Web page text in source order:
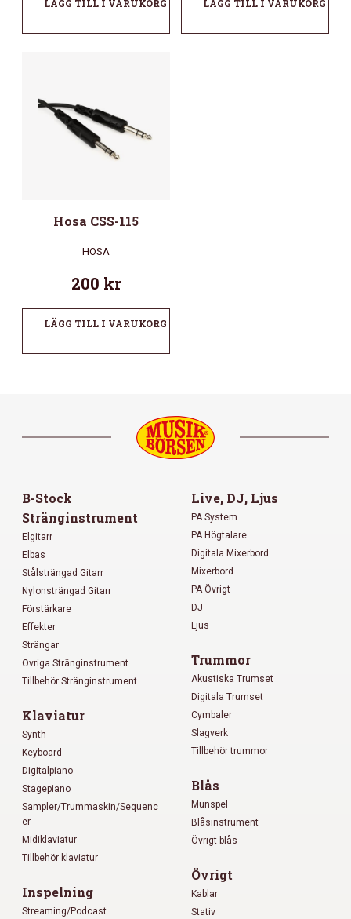
LÄGG TILL I VARUKORG LÄGG TILL I VARUKORG
Hosa CSS-115
HOSA
200 kr
LÄGG TILL I VARUKORG
B-Stock
Stränginstrument
Elgitarr
Elbas
Stålsträngad Gitarr
Nylonsträngad Gitarr
Förstärkare
Effekter
Strängar
Övriga Stränginstrument
Tillbehör Stränginstrument
Klaviatur
Synth
Keyboard
Digitalpiano
Stagepiano
Sampler/Trummaskin/Sequenc
er
Midiklaviatur
Tillbehör klaviatur
Inspelning
Streaming/Podcast
Live, DJ, Ljus
PA System
PA Högtalare
Digitala Mixerbord
Mixerbord
PA Övrigt
DJ
Ljus
Trummor
Akustiska Trumset
Digitala Trumset
Cymbaler
Slagverk
Tillbehör trummor
Blås
Munspel
Blåsinstrument
Övrigt blås
Övrigt
Kablar
Stativ